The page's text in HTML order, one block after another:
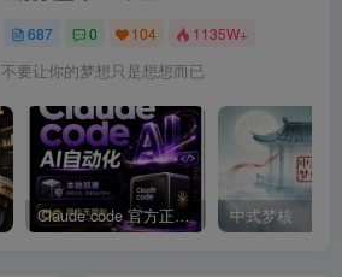
687 0 104 1135W+
不要让你的梦想只是想想而已
Claude code 官方正版 超强工具【会员免费领取安装包】 中式梦核